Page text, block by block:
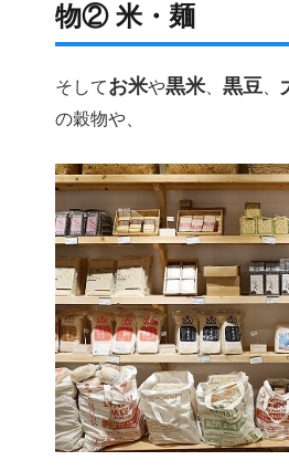
物② 米・麺
そしてお米や黒米、 黒豆、
の穀物や、